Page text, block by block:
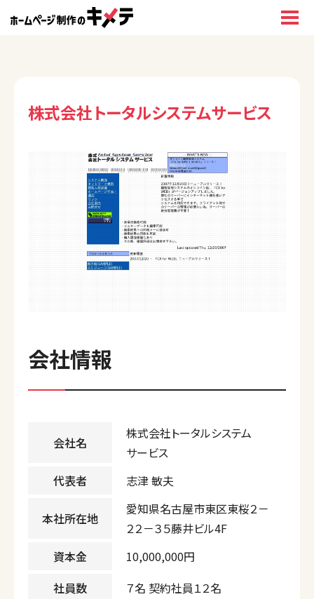
株式会社トータルシステムサービス
会社情報
会社名
株式会社トータルシステム
サービス
代表者
志津 敏夫
本社所在地
愛知県名古屋市東区東桜２－
２２－３５藤井ビル4F
資本金
10,000,000円
社員数
７名 契約社員１２名